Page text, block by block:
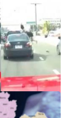
ย ไม่ทันเห็นรถ